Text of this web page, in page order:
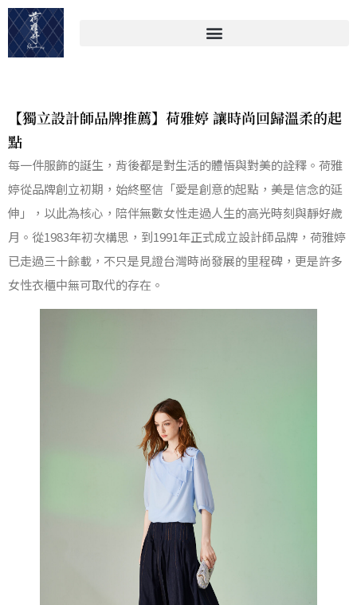
【獨立設計師品牌推薦】荷雅婷 讓時尚回歸溫柔的起
點
每一件服飾的誕生，背後都是對生活的體悟與對美的詮釋。荷雅
婷從品牌創立初期，始終堅信「愛是創意的起點，美是信念的延
伸」，以此為核心，陪伴無數女性走過人生的高光時刻與靜好歲
月。從1983年初次構思，到1991年正式成立設計師品牌，荷雅婷
已走過三十餘載，不只是見證台灣時尚發展的里程碑，更是許多
女性衣櫃中無可取代的存在。